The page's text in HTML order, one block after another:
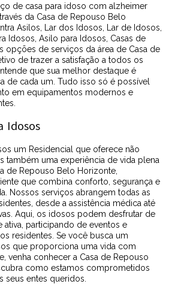
de casa para idoso com alzheimer
da Casa de Repouso Belo
Asilos, Lar dos Idosos, Lar de Idosos,
Idosos, Asilo para Idosos, Casas de
opções de serviços da área de Casa de
de trazer a satisfação a todos os
que sua melhor destaque é
de cada um. Tudo isso só é possível
em equipamentos modernos e
Idosos
um Residencial que oferece não
também uma experiência de vida plena
de Repouso Belo Horizonte,
que combina conforto, segurança e
Nossos serviços abrangem todas as
desde a assistência médica até
Aqui, os idosos podem desfrutar de
ativa, participando de eventos e
residentes. Se você busca um
que proporciona uma vida com
venha conhecer a Casa de Repouso
como estamos comprometidos
entes queridos.